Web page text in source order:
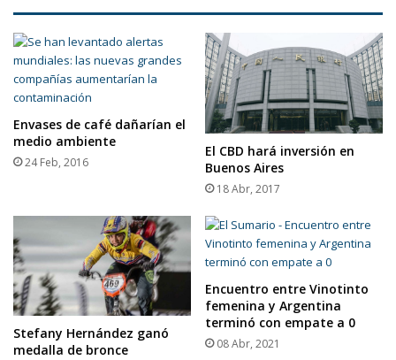
Envases de café dañarían el
medio ambiente
24 Feb, 2016
El CBD hará inversión en
Buenos Aires
18 Abr, 2017
Stefany Hernández ganó
medalla de bronce
Encuentro entre Vinotinto
femenina y Argentina
terminó con empate a 0
08 Abr, 2021